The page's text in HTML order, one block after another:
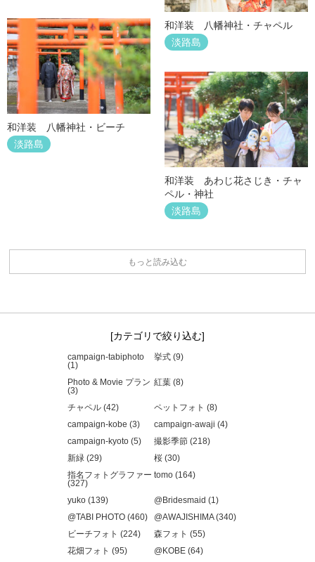
和洋装 八幡神社・チャペル
淡路島
和洋装 八幡神社・ビーチ
淡路島
和洋装 あわじ花さじき・チャ
ペル・神社
淡路島
もっと読み込む
カテゴリで絞り込む
campaign-tabiphoto
(1)
挙式 (9)
Photo & Movie プラン
(3)
紅葉 (8)
チャペル (42)
ペットフォト (8)
campaign-kobe (3)
campaign-awaji (4)
campaign-kyoto (5)
撮影季節 (218)
新緑 (29)
桜 (30)
指名フォトグラファー
(327)
tomo (164)
yuko (139)
@Bridesmaid (1)
@TABI PHOTO (460)
@AWAJISHIMA (340)
ビーチフォト (224)
森フォト (55)
花畑フォト (95)
@KOBE (64)